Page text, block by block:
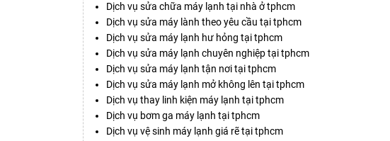
Dịch vụ sửa chữa máy lạnh tại nhà ở tphcm
Dịch vụ sửa máy lành theo yêu cầu tại tphcm
Dịch vụ sửa máy lạnh hư hỏng tại tphcm
Dịch vụ sửa máy lạnh chuyên nghiệp tại tphcm
Dịch vụ sửa máy lạnh tận nơi tại tphcm
Dịch vụ sửa máy lạnh mở không lên tại tphcm
Dịch vụ thay linh kiện máy lạnh tại tphcm
Dịch vụ bơm ga máy lạnh tại tphcm
Dịch vụ vệ sinh máy lạnh giá rẽ tại tphcm